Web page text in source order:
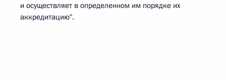
и осуществляет в определенном им порядке их
аккредитацию".